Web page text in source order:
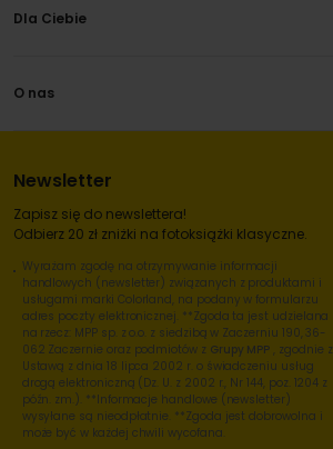
Dla Ciebie
O nas
Newsletter
Zapisz się do newslettera!
Odbierz 20 zł zniżki na fotoksiążki klasyczne.
Wyrażam zgodę na otrzymywanie informacji
handlowych (newsletter) związanych z produktami i
usługami marki Colorland, na podany w formularzu
adres poczty elektronicznej. **Zgoda ta jest udzielana
na rzecz: MPP sp. z o.o. z siedzibą w Zaczerniu 190, 36-
062 Zaczernie oraz podmiotów z Grupy MPP , zgodnie z
Ustawą z dnia 18 lipca 2002 r. o świadczeniu usług
drogą elektroniczną (Dz. U. z 2002 r., Nr 144, poz. 1204 z
późn. zm.). **Informacje handlowe (newsletter)
wysyłane są nieodpłatnie. **Zgoda jest dobrowolna i
może być w każdej chwili wycofana.